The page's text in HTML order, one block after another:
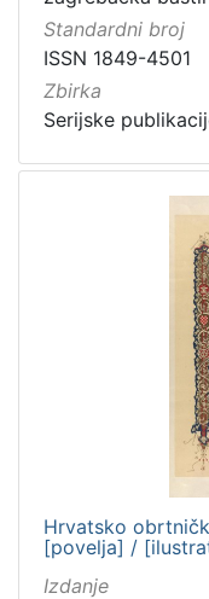
Standardni broj
ISSN 1849-4501
Zbirka
Serijske
Hrvatsko
[povelja] /
Izdanje